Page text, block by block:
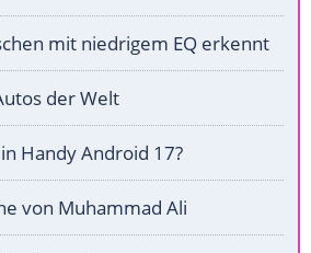
mit niedrigem EQ erkennt
der Welt
Handy Android 17?
von Muhammad Ali